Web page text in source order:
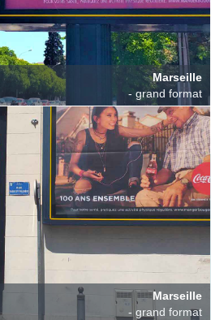
Marseille
- grand format
Marseille
- grand format